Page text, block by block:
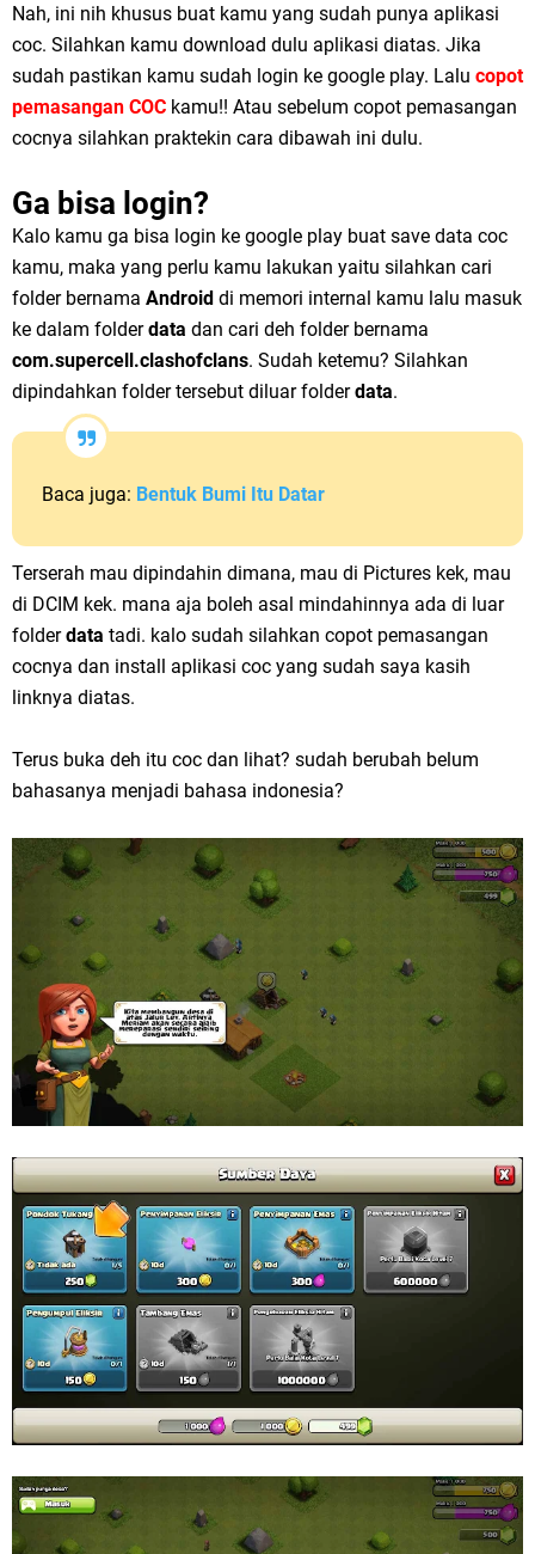
Nah, ini nih khusus buat kamu yang sudah punya aplikasi
coc. Silahkan kamu download dulu aplikasi diatas. Jika
sudah pastikan kamu sudah login ke google play. Lalu copot
pemasangan COC kamu!! Atau sebelum copot pemasangan
cocnya silahkan praktekin cara dibawah ini dulu.
Ga bisa login?
Kalo kamu ga bisa login ke google play buat save data coc
kamu, maka yang perlu kamu lakukan yaitu silahkan cari
folder bernama Android di memori internal kamu lalu masuk
ke dalam folderdata dan cari deh folder bernama
com.supercell.clashofclans. Sudah ketemu? Silahkan
dipindahkan folder tersebut diluar folderdata.
Baca juga: Bentuk Bumi Itu Datar
Terserah mau dipindahin dimana, mau di Pictures kek, mau
di DCIM kek. mana aja boleh asal mindahinnya ada di luar
folderdata tadi. kalo sudah silahkan copot pemasangan
cocnya dan install aplikasi coc yang sudah saya kasih
linknya diatas.
Terus buka deh itu coc dan lihat? sudah berubah belum
bahasanya menjadi bahasa indonesia?